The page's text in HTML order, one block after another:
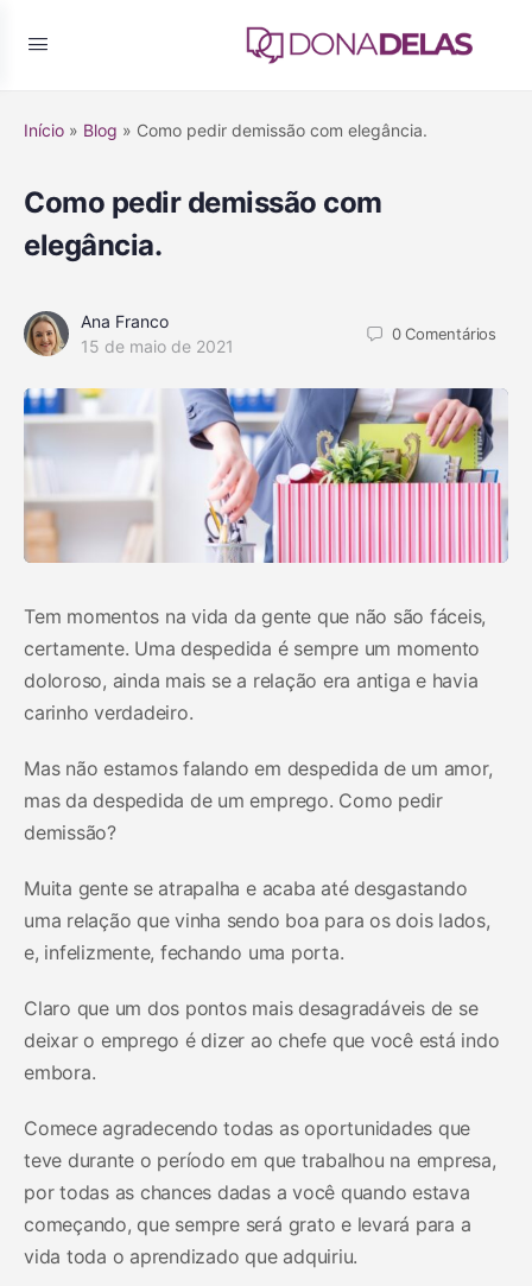
Início » Blog » Como pedir demissão com elegância.
Como pedir demissão com
elegância.
Ana Franco
15 de maio de 2021
0Comentários
Tem momentos na vida da gente que não são fáceis,
certamente. Uma despedida é sempre um momento
doloroso, ainda mais se a relação era antiga e havia
carinho verdadeiro.
Mas não estamos falando em despedida de um amor,
mas da despedida de um emprego. Como pedir
demissão?
Muita gente se atrapalha e acaba até desgastando
uma relação que vinha sendo boa para os dois lados,
e, infelizmente, fechando uma porta.
Claro que um dos pontos mais desagradáveis de se
deixar o emprego é dizer ao chefe que você está indo
embora.
Comece agradecendo todas as oportunidades que
teve durante o período em que trabalhou na empresa,
por todas as chances dadas a você quando estava
começando, que sempre será grato e levará para a
vida toda o aprendizado que adquiriu.